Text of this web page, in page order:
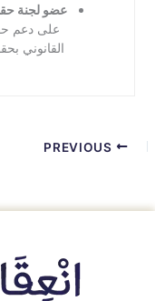
عضو لجنة
على دعم
القانوني